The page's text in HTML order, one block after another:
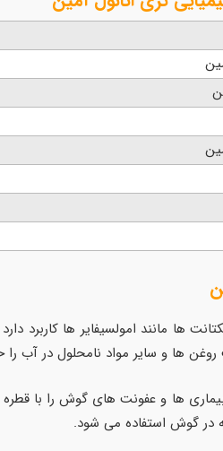
ها و سایر مواد نامحلول در آب
ها و عفونت های گوش را با
در گوش استفاده می شود.